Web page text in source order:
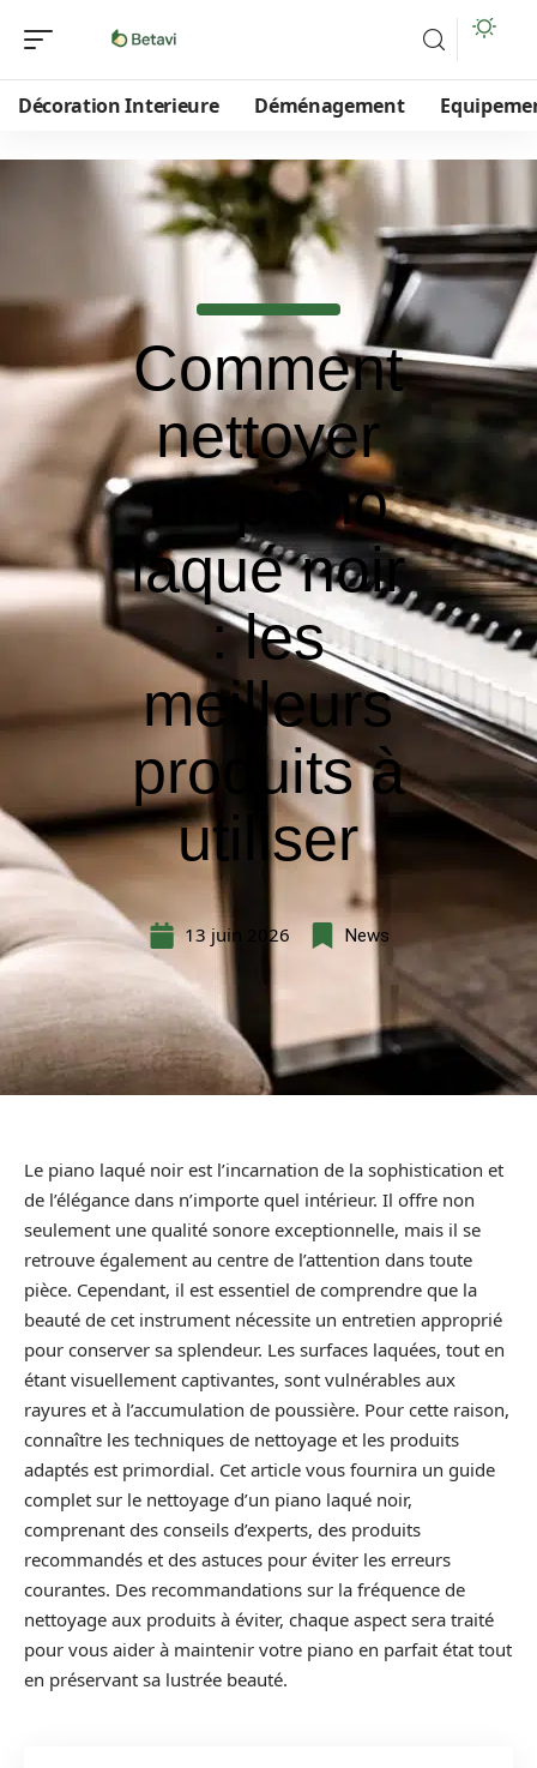
Décoration Interieure Déménagement
Comment
nettoyer
un piano
laqué noir
: les
meilleurs
produits à
utiliser
13 juin 2026 News
Le piano laqué noir est l’incarnation de la sophistication et
de l’élégance dans n’importe quel intérieur. Il offre non
seulement une qualité sonore exceptionnelle, mais il se
retrouve également au centre de l’attention dans toute
pièce. Cependant, il est essentiel de comprendre que la
beauté de cet instrument nécessite un entretien approprié
pour conserver sa splendeur. Les surfaces laquées, tout en
étant visuellement captivantes, sont vulnérables aux
rayures et à l’accumulation de poussière. Pour cette raison,
connaître les techniques de nettoyage et les produits
adaptés est primordial. Cet article vous fournira un guide
complet sur le nettoyage d’un piano laqué noir,
comprenant des conseils d’experts, des produits
recommandés et des astuces pour éviter les erreurs
courantes. Des recommandations sur la fréquence de
nettoyage aux produits à éviter, chaque aspect sera traité
pour vous aider à maintenir votre piano en parfait état tout
en préservant sa lustrée beauté.